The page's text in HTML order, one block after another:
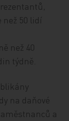
50 lidí
než 40
týdně.
na daňové
a